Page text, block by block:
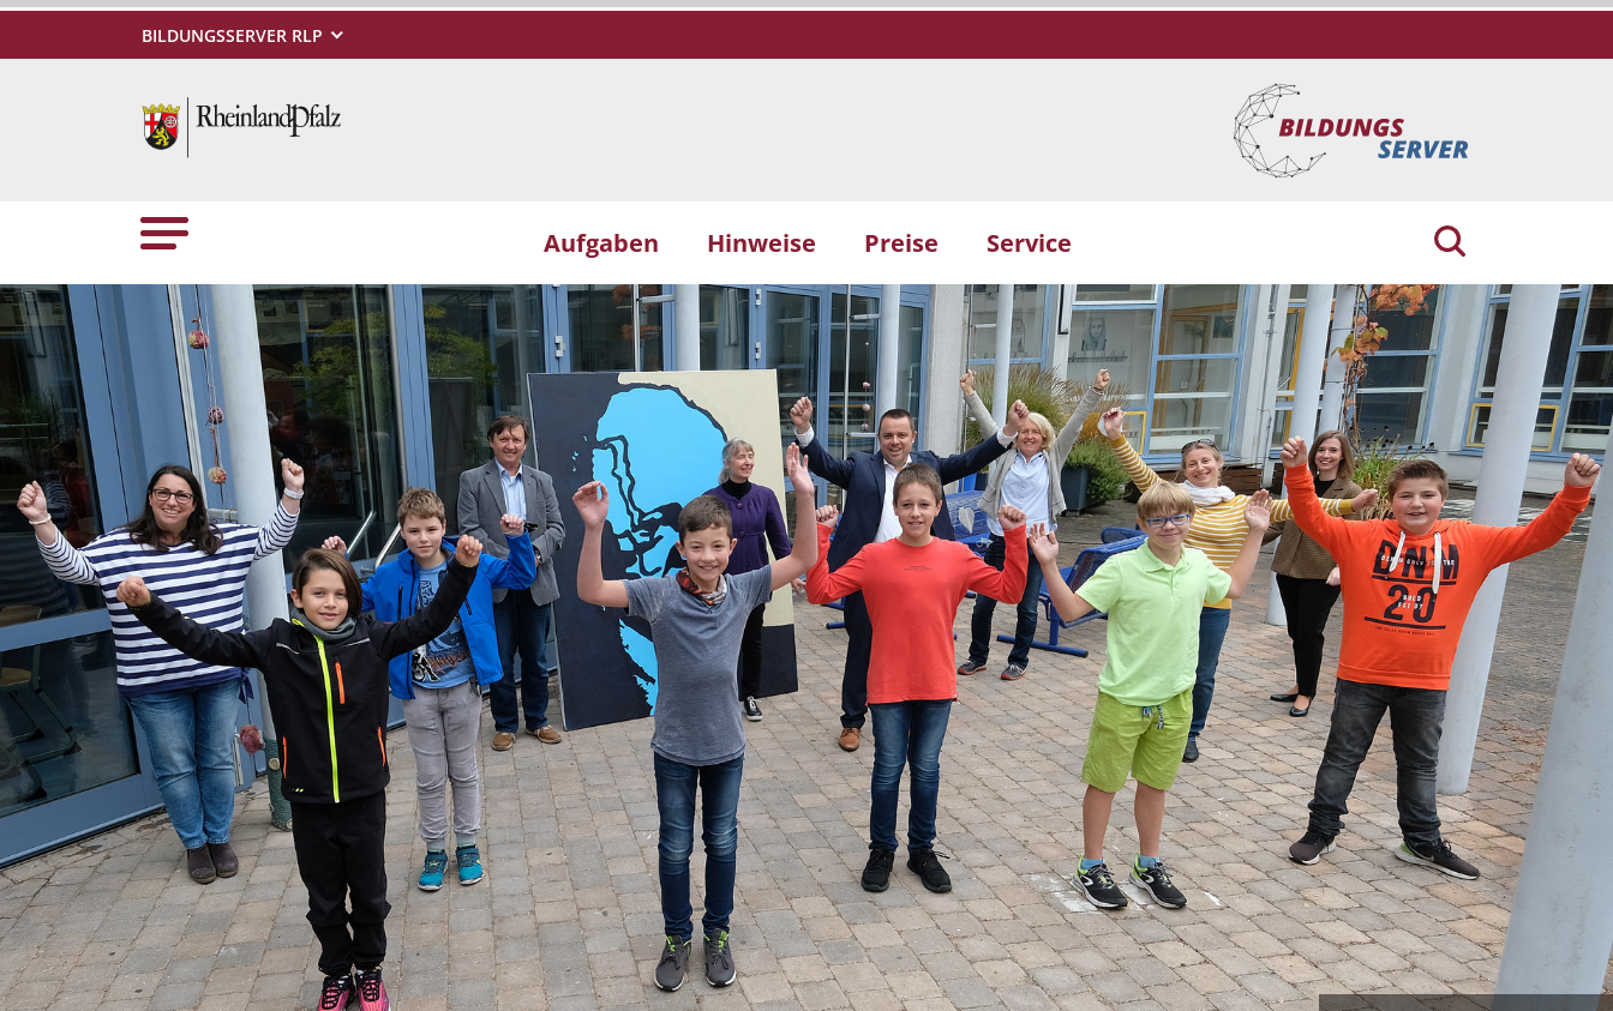
BILDUNGSSERVER RLP
Aufgaben Hinweise Preise Service